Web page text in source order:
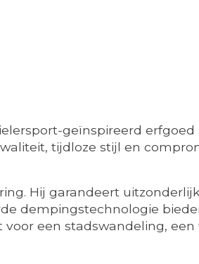
geïnspireerd
tijdloze stijl en
Hij garandeert
dempingstechnologie
een stadswandeling, een